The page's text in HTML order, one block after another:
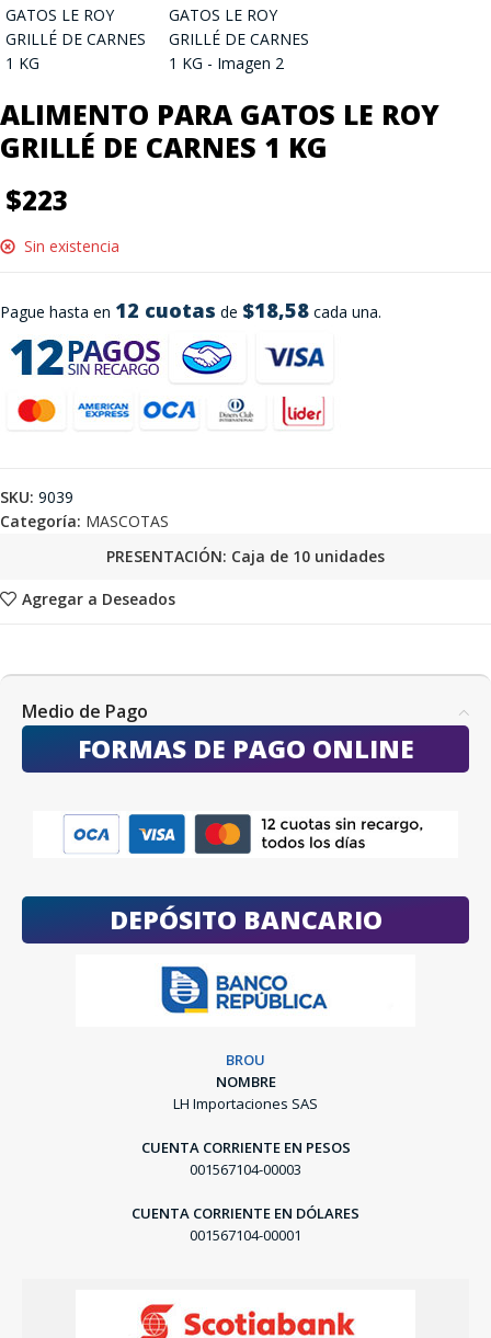
ALIMENTO PARA GATOS LE ROY
GRILLÉ DE CARNES 1 KG
$223
Pague hasta en 12 cuotas de $18,58 cada una.
Sin existencia
Agregar a Deseados
SKU: 9039
Categoría: MASCOTAS
PRESENTACIÓN: Caja de 10 unidades
Medio de Pago
FORMAS DE PAGO ONLINE
DEPÓSITO BANCARIO
BROU
NOMBRE
LH Importaciones SAS
CUENTA CORRIENTE EN PESOS
001567104-00003
CUENTA CORRIENTE EN DÓLARES
001567104-00001